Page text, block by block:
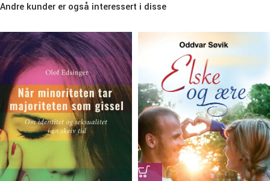
Andre kunder er også interessert i disse